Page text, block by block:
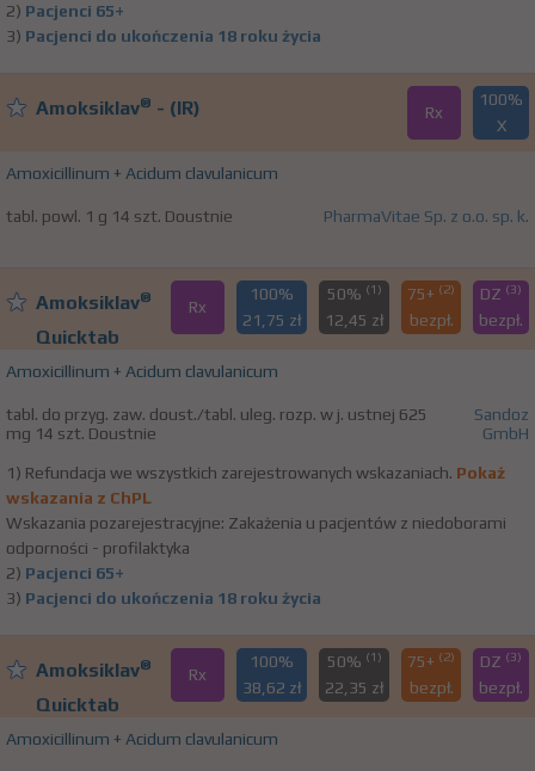
2) Pacjenci 65+
3) Pacjenci do ukończenia 18 roku życia
Amoksiklav® - (IR) Rx
100%
X
Amoxicillinum + Acidum clavulanicum
tabl. powl. 1 g 14 szt. Doustnie PharmaVitae Sp. z o.o. sp. k.
Amoksiklav®
Quicktab
Rx
100%
21,75 zł
50% (1)
12,45 zł
75+ (2)
bezpł.
DZ (3)
bezpł.
Amoxicillinum + Acidum clavulanicum
tabl. do przyg. zaw. doust./tabl. uleg. rozp. w j. ustnej 625
mg 14 szt. Doustnie
Sandoz
GmbH
1) Refundacja we wszystkich zarejestrowanych wskazaniach. Pokaż
wskazania z ChPL
Wskazania pozarejestracyjne: Zakażenia u pacjentów z niedoborami
odporności - profilaktyka
2) Pacjenci 65+
3) Pacjenci do ukończenia 18 roku życia
Amoksiklav®
Quicktab
Rx
100%
38,62 zł
50% (1)
22,35 zł
75+ (2)
bezpł.
DZ (3)
bezpł.
Amoxicillinum + Acidum clavulanicum